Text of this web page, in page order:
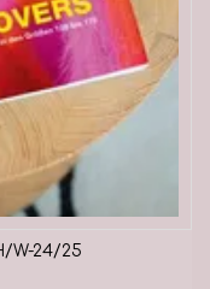
W-24/25